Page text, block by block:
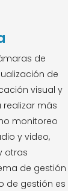
de
de
visual y
más
monitoreo
y video,
otras
de gestión
de gestión es